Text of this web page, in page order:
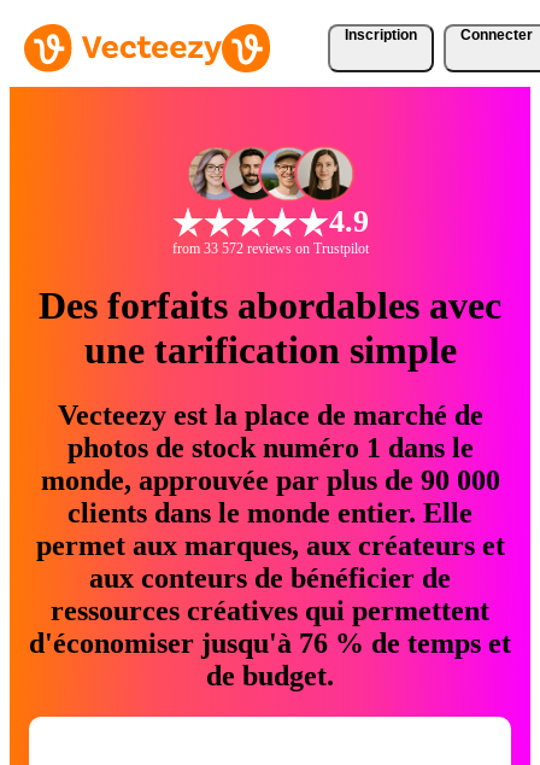
Inscription Connecter
4.9
from 33 572 reviews on Trustpilot
Des forfaits abordables avec
une tarification simple
Vecteezy est la place de marché de
photos de stock numéro 1 dans le
monde, approuvée par plus de 90 000
clients dans le monde entier. Elle
permet aux marques, aux créateurs et
aux conteurs de bénéficier de
ressources créatives qui permettent
d'économiser jusqu'à 76 % de temps et
de budget.